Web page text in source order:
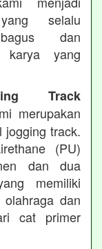
selalu
dan
karya yang
Track
merupakan
jogging track.
(PU)
dan dua
memiliki
dan
cat primer